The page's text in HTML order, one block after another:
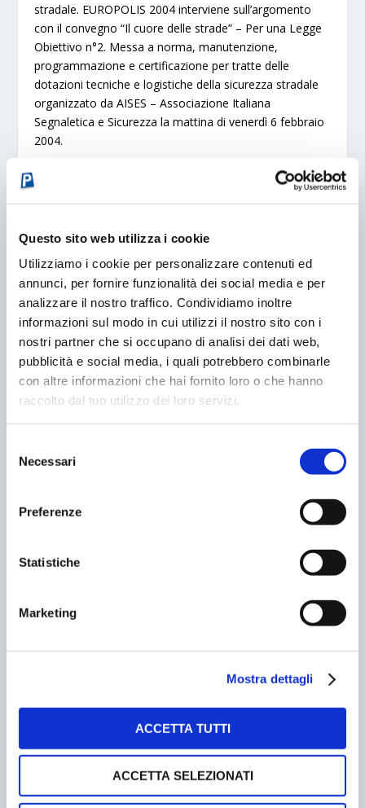
Questo sito web utilizza i cookie
Utilizziamo i cookie per personalizzare contenuti ed
annunci, per fornire funzionalità dei social media e per
analizzare il nostro traffico. Condividiamo inoltre
informazioni sul modo in cui utilizzi il nostro sito con i
nostri partner che si occupano di analisi dei dati web,
pubblicità e social media, i quali potrebbero combinarle
con altre informazioni che hai fornito loro o che hanno
raccolto dal tuo utilizzo dei loro servizi.
delNecessari
Preferenze
Statistiche
Marketing
Mostra dettagli
ACCETTA TUTTI
ACCETTA SELEZIONATI
stradale. EUROPOLIS 2004 interviene sull’argomento
con il convegno“Il cuore delle strade” – Per una Legge
Obiettivo n°2. Messa a norma, manutenzione,
programmazione e certificazione per tratte delle
dotazioni tecniche e logistiche della sicurezza stradale
organizzato daAISES – Associazione Italiana
Segnaletica e Sicurezza la mattina divenerdì 6 febbraio
2004.
Il 95% di tutti i mezzi di trasporto utilizza il petrolio. Nel
lungo periodo, anche in presenza di tecnologie migliori,
potrà essere soddisfatta con le attuali riserve di energia
diventa indispensabile un maggiore utilizzo di rinnovabili
anche nei mezzi pubblici. Dopo il grande successo
dell’edizione 2003, Europolis scommette ancora sulle
energie alternative.‘L’industria dell’idrogeno in Italia ed
in Europa: idrogeno, celle a combustibile e applicazioni
riunisce a Bologna tutti i principali attori della lotta per
l’affrancamento dal petrolio: i più importanti produttori
nazionali ed internazionali di celle a combustibile, di
idrogeno e della relativa componentistica nonchè il
sugli scenari futuri del sistema trasporti, alla luce della
Con queste premesse Il salone del Traffico, della
ancora un volta la panoramica più qualificata sul
persone e merci, delle infrastrutture e delle attrezzature
EUROPOLISè
cioè ferrovie dello Stato, ferrovie concesse,
qualità urbana all’altezza delle aspettative dei cittadini.
Per informazioni: Segreteria EUROPOLISO.N.
ORGANIZZAZIONE NIKE s.r.l
Viale della Mercanzia 138-Bl. 2B Gall.B- 40050 FUNO